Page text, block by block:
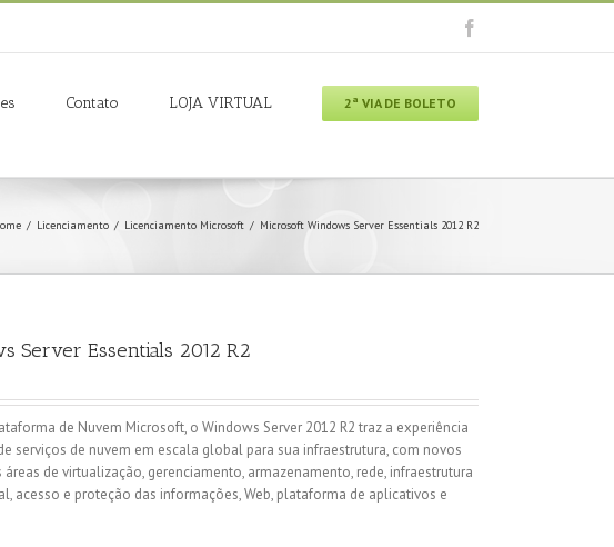
Contato LOJA VIRTUAL 2ª VIA DE BOLETO
/ Licenciamento / Licenciamento Microsoft / Microsoft Windows Server Essentials 2012 R2
Server Essentials 2012 R2
de Nuvem Microsoft, o Windows Server 2012 R2 traz a experiência
serviços de nuvem em escala global para sua infraestrutura, com novos
de virtualização, gerenciamento, armazenamento, rede, infraestrutura
acesso e proteção das informações, Web, plataforma de aplicativos e